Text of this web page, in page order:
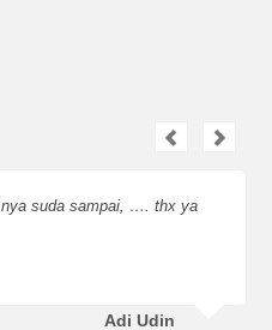
suda sampai, …. thx ya
Adi Udin